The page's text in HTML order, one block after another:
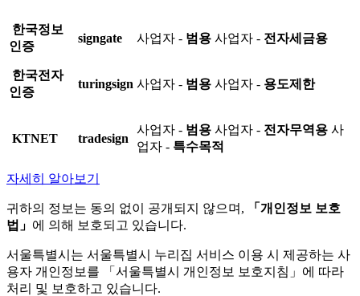
한국정보
인증
signgate 사업자 - 범용 사업자 - 전자세금용
한국전자
인증
turingsign 사업자 - 범용 사업자 - 용도제한
KTNET tradesign
사업자 - 범용 사업자 - 전자무역용 사
업자 - 특수목적
자세히 알아보기
귀하의 정보는 동의 없이 공개되지 않으며,
「개인정보 보호
법」 에 의해 보호되고 있습니다.
서울특별시는 서울특별시 누리집 서비스 이용 시 제공하는 사
용자 개인정보를 「서울특별시 개인정보 보호지침」에 따라
처리 및 보호하고 있습니다.